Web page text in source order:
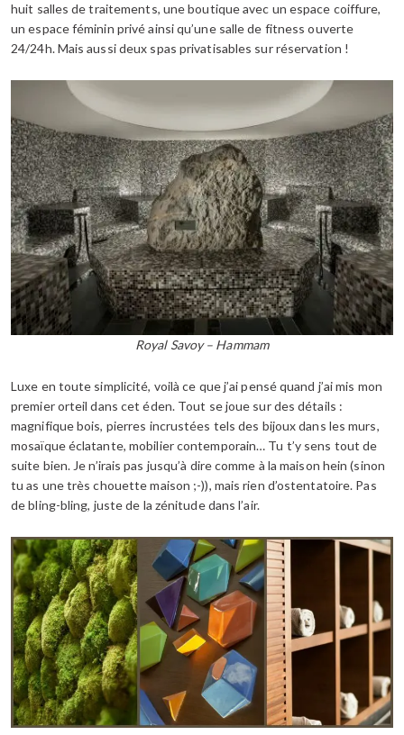
huit salles de traitements, une boutique avec un espace coiffure,
un espace féminin privé ainsi qu’une salle de fitness ouverte
24/24h. Mais aussi deux spas privatisables sur réservation !
Royal Savoy – Hammam
Luxe en toute simplicité, voilà ce que j’ai pensé quand j’ai mis mon
premier orteil dans cet éden. Tout se joue sur des détails :
magnifique bois, pierres incrustées tels des bijoux dans les murs,
mosaïque éclatante, mobilier contemporain… Tu t’y sens tout de
suite bien. Je n’irais pas jusqu’à dire comme à la maison hein (sinon
tu as une très chouette maison ;-)), mais rien d’ostentatoire. Pas
de bling-bling, juste de la zénitude dans l’air.